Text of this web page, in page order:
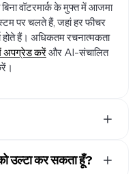
वॉटरमार्क के मुफ्त में आजमा
पर चलते हैं, जहां हर फीचर
होते हैं। अधिकतम रचनात्मकता
अपग्रेड करेंऔर AI-संचालित
चैट बनाएं। "Attach
उल्टा कर सकता हूँ?